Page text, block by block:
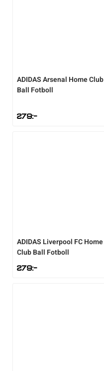
ADIDASArsenal Home Club
Ball Fotboll
279:-
ADIDAS Liverpool FC Home
Club Ball Fotboll
279:-